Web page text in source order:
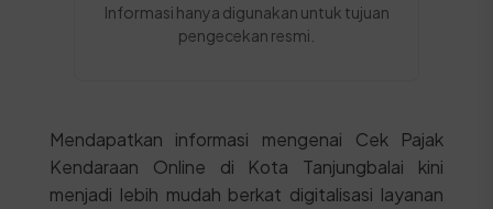
Informasi hanya digunakan untuk tujuan
pengecekan resmi.
Mendapatkan informasi mengenai Cek Pajak
Kendaraan Online di Kota Tanjungbalai kini
menjadi lebih mudah berkat digitalisasi layanan